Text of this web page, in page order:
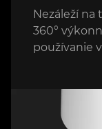
Nezáleží na
360°
používanie